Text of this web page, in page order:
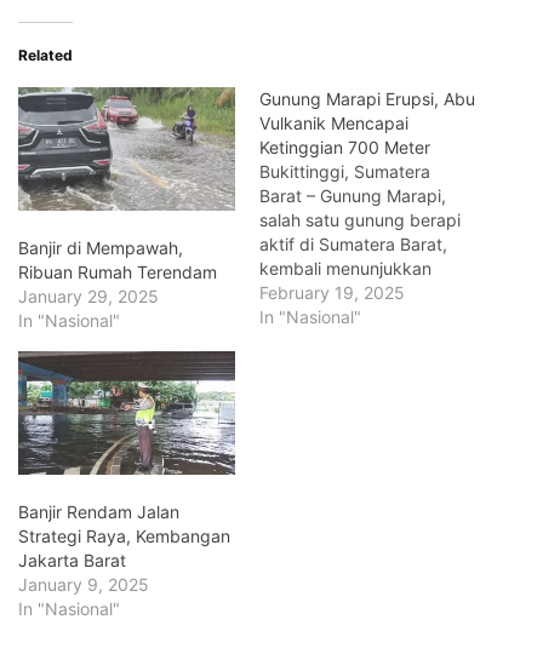
Related
Banjir di Mempawah,
Ribuan Rumah Terendam
January 29, 2025
In "Nasional"
Gunung Marapi Erupsi, Abu
Vulkanik Mencapai
Ketinggian 700 Meter
Bukittinggi, Sumatera
Barat – Gunung Marapi,
salah satu gunung berapi
aktif di Sumatera Barat,
kembali menunjukkan
aktivitas vulkanik yang
signifikan. Pada Rabu pagi
February 19, 2025
In "Nasional"
Banjir Rendam Jalan
Strategi Raya, Kembangan
Jakarta Barat
January 9, 2025
In "Nasional"